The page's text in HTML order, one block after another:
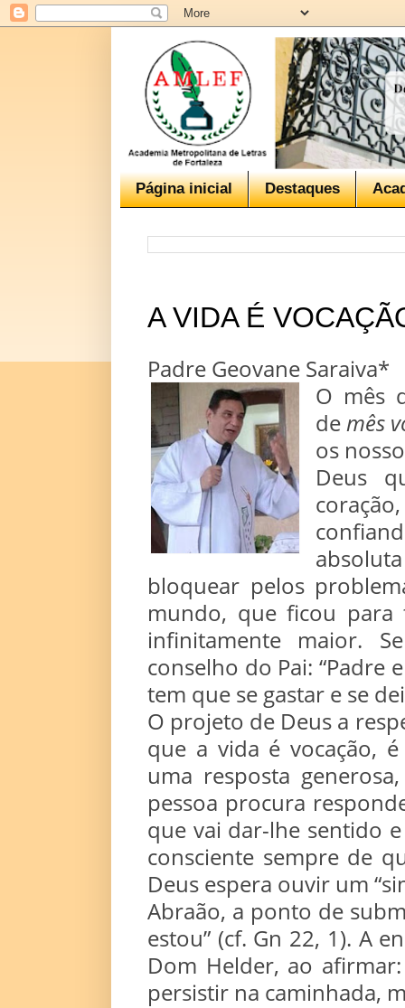
Página inicial Destaques
A VIDA É
Padre Geovane Saraiva*
O mês
demês
os
Deus
bloquear pelos
mundo, que ficou para
infinitamente maior.
conselho do Pai: “Padre
tem que se gastar e se
O projeto de Deus a
que a vida é vocação,
uma resposta
pessoa procura
que vai dar-lhe sentido
consciente sempre de
Deus espera ouvir um
Abraão, a ponto de
estou” (cf. Gn 22, 1). A
Dom Helder, ao
persistir na caminhada,